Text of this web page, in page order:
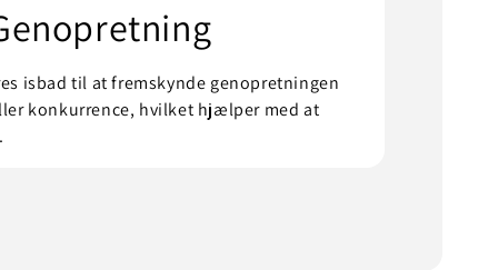
isbad til at fremskynde genopretningen
konkurrence, hvilket hjælper med at